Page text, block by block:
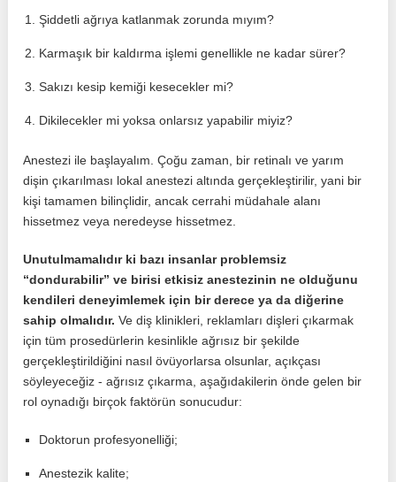
Şiddetli ağrıya katlanmak zorunda mıyım?
Karmaşık bir kaldırma işlemi genellikle ne kadar sürer?
Sakızı kesip kemiği kesecekler mi?
Dikilecekler mi yoksa onlarsız yapabilir miyiz?
Anestezi ile başlayalım. Çoğu zaman, bir retinalı ve yarım
dişin çıkarılması lokal anestezi altında gerçekleştirilir, yani bir
kişi tamamen bilinçlidir, ancak cerrahi müdahale alanı
hissetmez veya neredeyse hissetmez.
Unutulmamalıdır ki bazı insanlar problemsiz
“dondurabilir” ve birisi etkisiz anestezinin ne olduğunu
kendileri deneyimlemek için bir derece ya da diğerine
sahip olmalıdır. Ve diş klinikleri, reklamları dişleri çıkarmak
için tüm prosedürlerin kesinlikle ağrısız bir şekilde
gerçekleştirildiğini nasıl övüyorlarsa olsunlar, açıkçası
söyleyeceğiz - ağrısız çıkarma, aşağıdakilerin önde gelen bir
rol oynadığı birçok faktörün sonucudur:
Doktorun profesyonelliği;
Anestezik kalite;